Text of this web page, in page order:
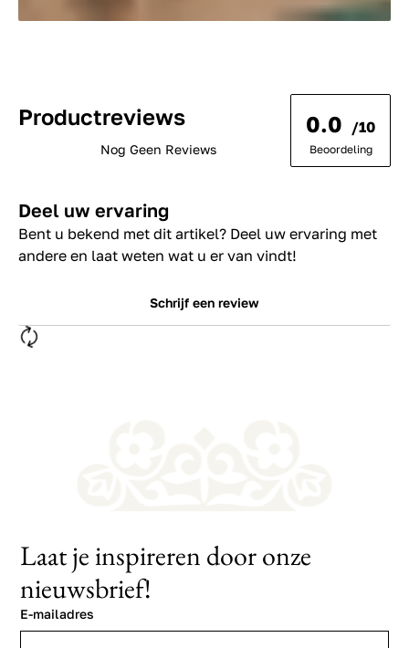
Productreviews
Nog Geen Reviews
0.0 /10
Beoordeling
Deel uw ervaring
Bent u bekend met dit artikel? Deel uw ervaring met
andere en laat weten wat u er van vindt!
Schrijf een review
Laat je inspireren door onze
nieuwsbrief!
E-mailadres